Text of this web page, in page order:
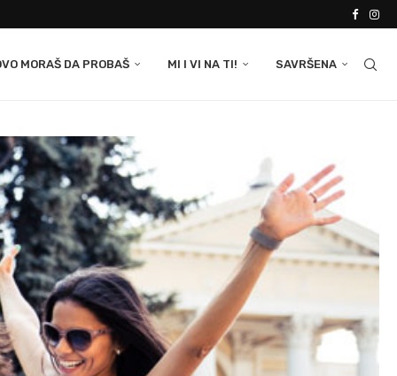
MORAŠ DA PROBAŠ MI I VI NA TI! SAVRŠENA